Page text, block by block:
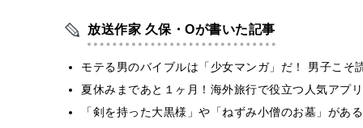
放送作家 久保・Oが書いた記事
モテる男のバイブルは「少女マンガ」だ！ 男子こそ
夏休みまであと１ヶ月！海外旅行で役立つ人気アプ
「剣を持った大黒様」や「ねずみ小僧のお墓」があ